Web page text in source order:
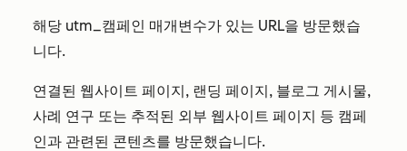
해당 utm_캠페인 매개변수가 있는 URL을 방문했습
니다.
연결된 웹사이트 페이지, 랜딩 페이지, 블로그 게시물,
사례 연구 또는 추적된 외부 웹사이트 페이지 등 캠페
인과 관련된 콘텐츠를 방문했습니다.